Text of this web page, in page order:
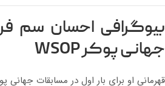
بیوگرافی احسان سم
جهانی پوکر WSOP